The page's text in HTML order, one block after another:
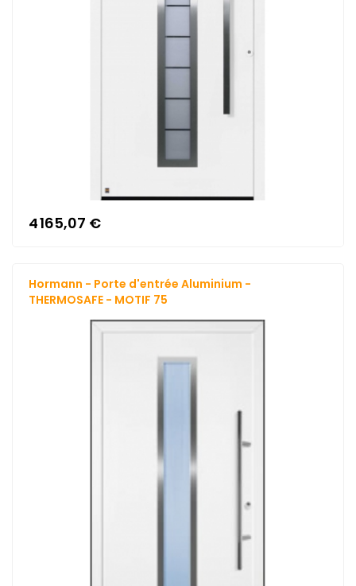
4 165,07 €
Hormann - Porte d'entrée Aluminium -
THERMOSAFE - MOTIF 75